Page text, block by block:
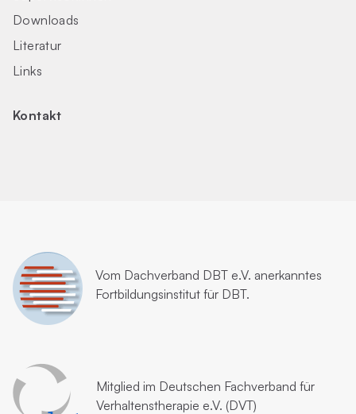
Downloads
Literatur
Links
Kontakt
Vom Dachverband DBT e.V. anerkanntes
Fortbildungsinstitut für DBT.
Mitglied im Deutschen Fachverband für
Verhaltenstherapie e.V. (DVT)